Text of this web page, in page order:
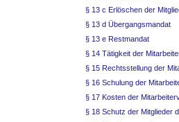
§ 13 c Erlöschen der
§ 13 d Übergangsmandat
§ 13 e Restmandat
§ 14 Tätigkeit der
§ 15 Rechtsstellung der
§ 16 Schulung der
§ 17 Kosten der
§ 18 Schutz der Mitglieder